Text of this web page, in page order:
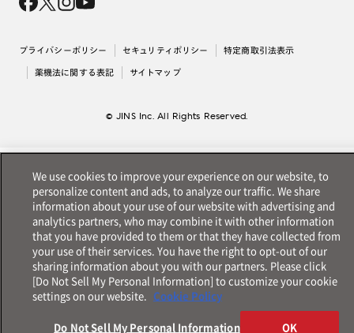
採用情報
出店について
プライバシーポリシー セキュリティポリシー 特定商取引法表示
薬機法に関する表記 サイトマップ
© JINS Inc. All Rights Reserved.
We use cookies to improve your experience on our website, to
personalize content and ads, to analyze our traffic. We share
information about your use of our website with advertising and
analytics partners, who may combine it with other information
that you have provided to them or that they have collected from
your use of their services. You have the right to opt-out of our
sharing information about you with our partners. Please click
[Do Not Sell My Personal Information] to customize your cookie
settings on our website. Cookie Policy
Do Not Sell My Personal Information OK